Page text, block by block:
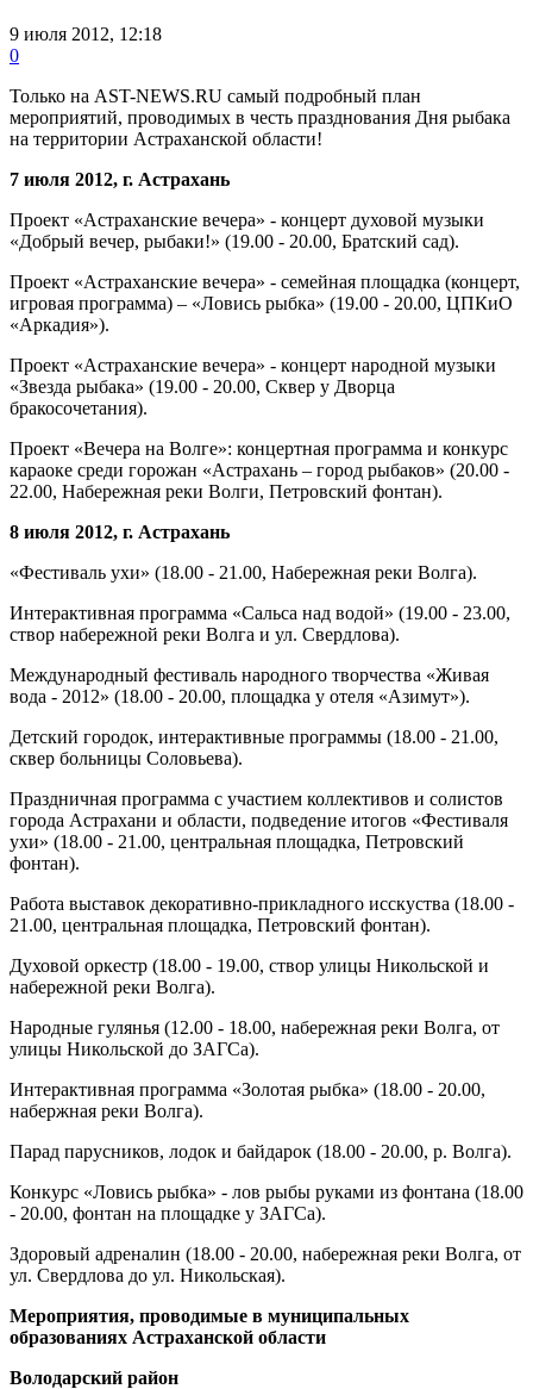
9 июля 2012, 12:18
0
Только на AST-NEWS.RU самый подробный план
мероприятий, проводимых в честь празднования Дня рыбака
на территории Астраханской области!
7 июля 2012, г. Астрахань
Проект «Астраханские вечера» - концерт духовой музыки
«Добрый вечер, рыбаки!» (19.00 - 20.00, Братский сад).
Проект «Астраханские вечера» - семейная площадка (концерт,
игровая программа) – «Ловись рыбка» (19.00 - 20.00, ЦПКиО
«Аркадия»).
Проект «Астраханские вечера» - концерт народной музыки
«Звезда рыбака» (19.00 - 20.00, Сквер у Дворца
бракосочетания).
Проект «Вечера на Волге»: концертная программа и конкурс
караоке среди горожан «Астрахань – город рыбаков» (20.00 -
22.00, Набережная реки Волги, Петровский фонтан).
8 июля 2012, г. Астрахань
«Фестиваль ухи» (18.00 - 21.00, Набережная реки Волга).
Интерактивная программа «Сальса над водой» (19.00 - 23.00,
створ набережной реки Волга и ул. Свердлова).
Международный фестиваль народного творчества «Живая
вода - 2012» (18.00 - 20.00, площадка у отеля «Азимут»).
Детский городок, интерактивные программы (18.00 - 21.00,
сквер больницы Соловьева).
Праздничная программа с участием коллективов и солистов
города Астрахани и области, подведение итогов «Фестиваля
ухи» (18.00 - 21.00, центральная площадка, Петровский
фонтан).
Работа выставок декоративно-прикладного исскуства (18.00 -
21.00, центральная площадка, Петровский фонтан).
Духовой оркестр (18.00 - 19.00, створ улицы Никольской и
набережной реки Волга).
Народные гулянья (12.00 - 18.00, набережная реки Волга, от
улицы Никольской до ЗАГСа).
Интерактивная программа «Золотая рыбка» (18.00 - 20.00,
набержная реки Волга).
Парад парусников, лодок и байдарок (18.00 - 20.00, р. Волга).
Конкурс «Ловись рыбка» - лов рыбы руками из фонтана (18.00
- 20.00, фонтан на площадке у ЗАГСа).
Здоровый адреналин (18.00 - 20.00, набережная реки Волга, от
ул. Свердлова до ул. Никольская).
Мероприятия, проводимые в муниципальных
образованиях Астраханской области
Володарский район